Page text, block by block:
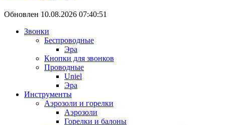
Обновлен 10.08.2026 07:40:51
Звонки
Беспроводные
Эра
Кнопки для звонков
Проводные
Uniel
Эра
Инструменты
Аэрозоли и горелки
Аэрозоли
Горелки и балоны